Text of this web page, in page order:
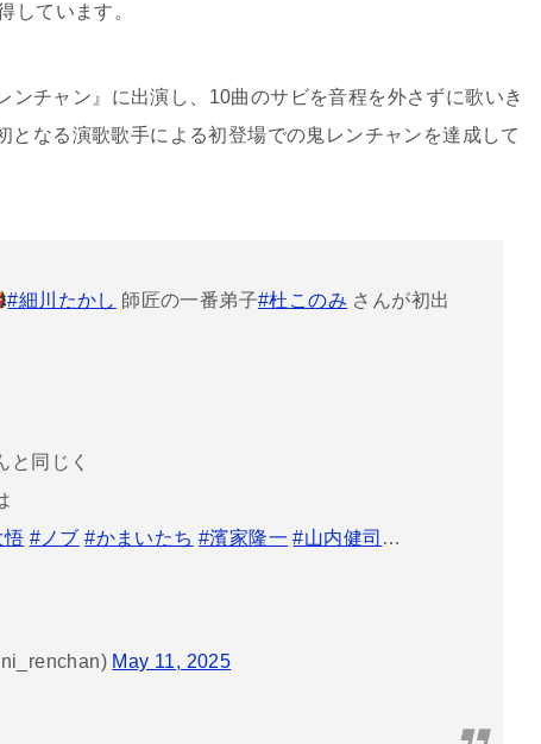
しています。
チャン』に出演し、10曲のサビを音程を外さずに歌いき
となる演歌歌手による初登場での鬼レンチャンを達成して
#細川たかし 師匠の一番弟子#杜このみ さんが初出
と同じく
悟 #ノブ #かまいたち #濱家隆一 #山内健司 …
May 11, 2025